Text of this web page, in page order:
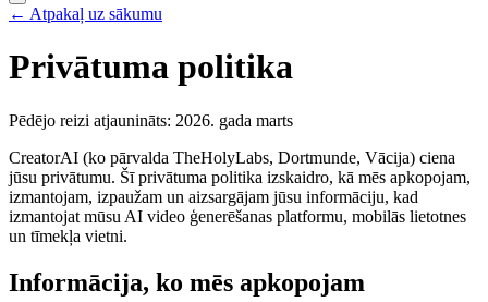
← Atpakaļ uz sākumu
Privātuma politika
Pēdējo reizi atjaunināts: 2026. gada marts
CreatorAI (ko pārvalda TheHolyLabs, Dortmunde, Vācija) ciena
jūsu privātumu. Šī privātuma politika izskaidro, kā mēs apkopojam,
izmantojam, izpaužam un aizsargājam jūsu informāciju, kad
izmantojat mūsu AI video ģenerēšanas platformu, mobilās lietotnes
un tīmekļa vietni.
Informācija, ko mēs apkopojam